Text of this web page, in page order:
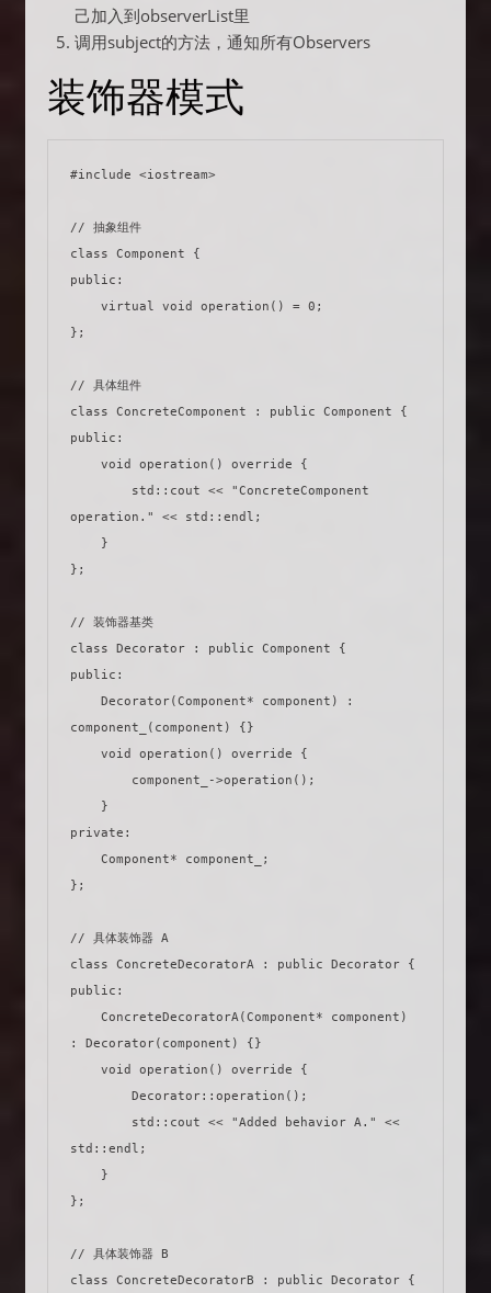
己加入到observerList里
调用subject的方法，通知所有Observers
装饰器模式
#include <iostream>
// 抽象组件
class Component {
public:
};
// 具体组件
class ConcreteComponent : public Component {
public:
operation." << std::endl;
};
// 装饰器基类
class Decorator : public Component {
public:
component_(component) {}
private:
};
// 具体装饰器 A
class ConcreteDecoratorA : public Decorator {
public:
: Decorator(component) {}
std::endl;
};
// 具体装饰器 B
class ConcreteDecoratorB : public Decorator {